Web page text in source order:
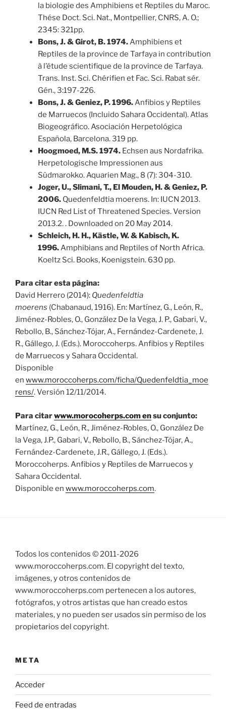
la biologie des Amphibiens et Reptiles du Maroc.
Thése Doct. Sci. Nat., Montpellier, CNRS, A. O.;
2345: 321pp.
Bons, J. & Girot, B. 1974.Amphibiens et
Reptiles de la province de Tarfaya in contribution
à l’étude scientifique de la province de Tarfaya.
Trans. Inst. Sci. Chérifien et Fac. Sci. Rabat sér.
Gén., 3:197-226.
Bons, J. & Geniez, P. 1996.Anfibios y Reptiles
de Marruecos (Incluido Sahara Occidental). Atlas
Biogeográfico. Asociación Herpetológica
Española, Barcelona. 319 pp.
Hoogmoed, M.S. 1974. Echsen aus Nordafrika.
Herpetologische Impressionen aus
Südmarokko. Aquarien Mag., 8 (7): 304-310.
Joger, U., Slimani, T., El Mouden, H. & Geniez, P.
2006. Quedenfeldtia moerens. In: IUCN 2013.
IUCN Red List of Threatened Species. Version
2013.2. . Downloaded on 20 May 2014.
Schleich, H. H., Kästle, W. & Kabisch, K.
1996.Amphibians and Reptiles of North Africa.
Koeltz Sci. Books, Koenigstein. 630 pp.
Para citar esta página:
David Herrero (2014): Quedenfeldtia
moerens (Chabanaud, 1916). En: Martínez, G., León, R.,
Jiménez-Robles, O., González De la Vega, J. P., Gabari, V.,
Rebollo, B., Sánchez-Tójar, A., Fernández-Cardenete, J.
R., Gállego, J. (Eds.). Moroccoherps. Anfibios y Reptiles
de Marruecos y Sahara Occidental.
Disponible
en www.moroccoherps.com/ficha/Quedenfeldtia_moe
rens/. Versión 12/11/2014.
Para citarwww.morocoherps.com ensu conjunto:
Martínez, G., León, R., Jiménez-Robles, O., González De
la Vega, J.P., Gabari, V., Rebollo, B., Sánchez-Tójar, A.,
Fernández-Cardenete, J.R., Gállego, J. (Eds.).
Moroccoherps. Anfibios y Reptiles de Marruecos y
Sahara Occidental.
Disponible en www.moroccoherps.com.
Todos los contenidos © 2011-2026
www.moroccoherps.com. El copyright del texto,
imágenes, y otros contenidos de
www.moroccoherps.com pertenecen a los autores,
fotógrafos, y otros artistas que han creado estos
materiales, y no pueden ser usados sin permiso de los
propietarios del copyright.
META
Acceder
Feed de entradas